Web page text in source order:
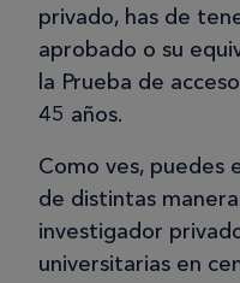
privado, has de
aprobado o su
la Prueba de
45 años.
Como ves, puedes
de distintas
investigador
universitarias en